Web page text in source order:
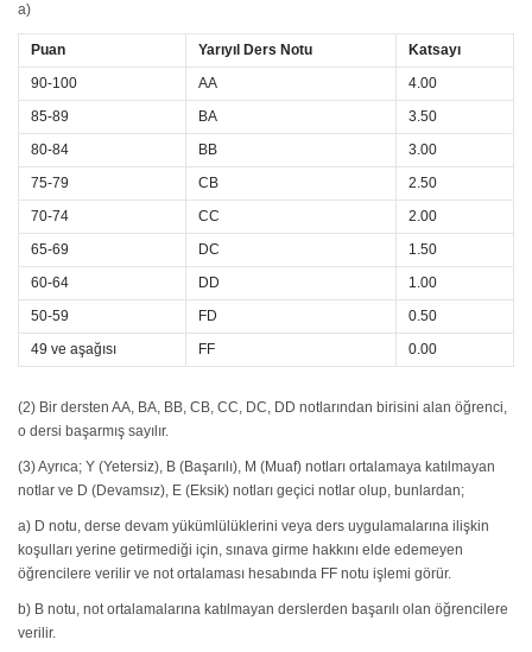
a)
Puan Yarıyıl Ders Notu
Katsayı
90-100
AA
4.00
85-89
BA
3.50
80-84
BB
3.00
75-79
CB
2.50
70-74
CC
2.00
65-69
DC
1.50
60-64
DD
1.00
50-59
FD
0.50
49 ve aşağısı
FF 0.00
(2) Bir dersten AA, BA, BB, CB, CC, DC, DD notlarından birisini alan öğrenci,
o dersi başarmış sayılır.
(3) Ayrıca; Y (Yetersiz), B (Başarılı), M (Muaf) notları ortalamaya katılmayan
notlar ve D (Devamsız), E (Eksik) notları geçici notlar olup, bunlardan;
a) D notu, derse devam yükümlülüklerini veya ders uygulamalarına ilişkin
koşulları yerine getirmediği için, sınava girme hakkını elde edemeyen
öğrencilere verilir ve not ortalaması hesabında FF notu işlemi görür.
b) B notu, not ortalamalarına katılmayan derslerden başarılı olan öğrencilere
verilir.